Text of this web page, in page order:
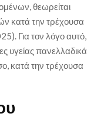
θεωρείται
κατά την τρέχουσα
Για τον λόγο αυτό,
υγείας πανελλαδικά
κατά την τρέχουσα